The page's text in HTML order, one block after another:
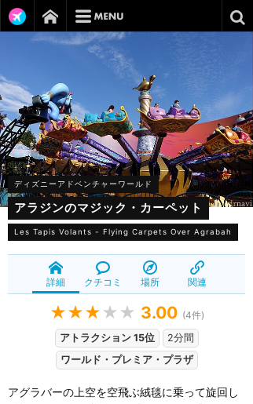
ディズニーアドベンチャーワールド
アラジンのマジック・カーペット
Les Tapis Volants - Flying Carpets Over Agrabah
詳細 クチコミ 場所 関連
★★★ ★★ 3.00 (4件)
アトラクション 15位
2分間
ワールド・プレミア・プラザ
アグラバーの上空を空飛ぶ絨毯に乗って旋回し